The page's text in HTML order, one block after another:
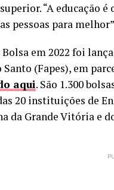
“A educação
pessoas para
em 2022 foi
(Fapes), em
aqui. São 1.300
20 instituições de
da Grande Vitória e